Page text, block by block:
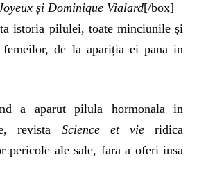
și Dominique Vialard[/box]
istoria pilulei, toate minciunile și
de la apariția ei pana in
a aparut pilula hormonala in
revista Science et vieridica
pericole ale sale, fara a oferi insa